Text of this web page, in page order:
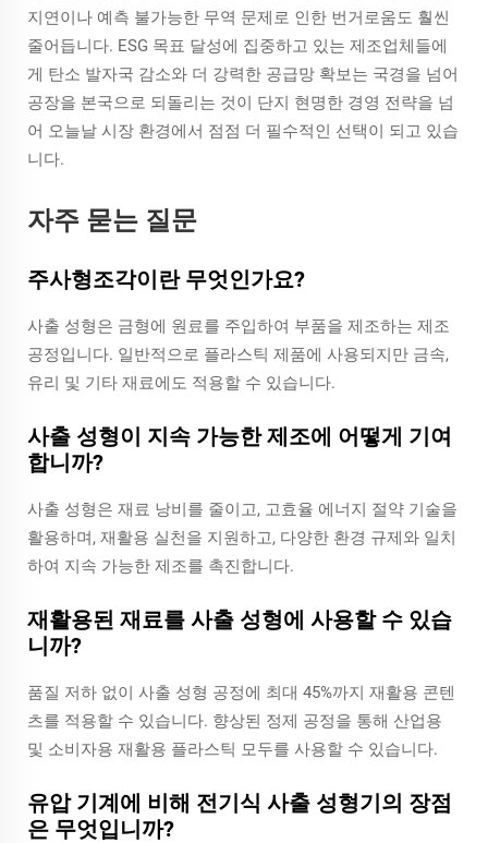
지연이나 예측 불가능한 무역 문제로 인한 번거로움도 훨씬
줄어듭니다. ESG 목표 달성에 집중하고 있는 제조업체들에
게 탄소 발자국 감소와 더 강력한 공급망 확보는 국경을 넘어
공장을 본국으로 되돌리는 것이 단지 현명한 경영 전략을 넘
어 오늘날 시장 환경에서 점점 더 필수적인 선택이 되고 있습
니다.
자주 묻는 질문
주사형조각이란 무엇인가요?
사출 성형은 금형에 원료를 주입하여 부품을 제조하는 제조
공정입니다. 일반적으로 플라스틱 제품에 사용되지만 금속,
유리 및 기타 재료에도 적용할 수 있습니다.
사출 성형이 지속 가능한 제조에 어떻게 기여
합니까?
사출 성형은 재료 낭비를 줄이고, 고효율 에너지 절약 기술을
활용하며, 재활용 실천을 지원하고, 다양한 환경 규제와 일치
하여 지속 가능한 제조를 촉진합니다.
재활용된 재료를 사출 성형에 사용할 수 있습
니까?
품질 저하 없이 사출 성형 공정에 최대 45%까지 재활용 콘텐
츠를 적용할 수 있습니다. 향상된 정제 공정을 통해 산업용
및 소비자용 재활용 플라스틱 모두를 사용할 수 있습니다.
유압 기계에 비해 전기식 사출 성형기의 장점
은 무엇입니까?